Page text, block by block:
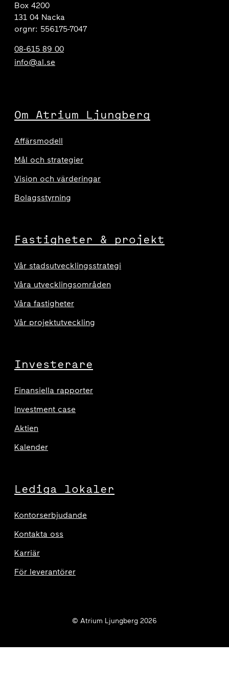
Box 4200
131 04 Nacka
orgnr: 556175-7047
08-615 89 00
info@al.se
Om Atrium Ljungberg
Affärsmodell
Mål och strategier
Vision och värderingar
Bolagsstyrning
Fastigheter & projekt
Vår stadsutvecklingsstrategi
Våra utvecklingsområden
Våra fastigheter
Vår projektutveckling
Investerare
Finansiella rapporter
Investment case
Aktien
Kalender
Lediga lokaler
Kontorserbjudande
Kontakta oss
Karriär
För leverantörer
© Atrium Ljungberg 2026